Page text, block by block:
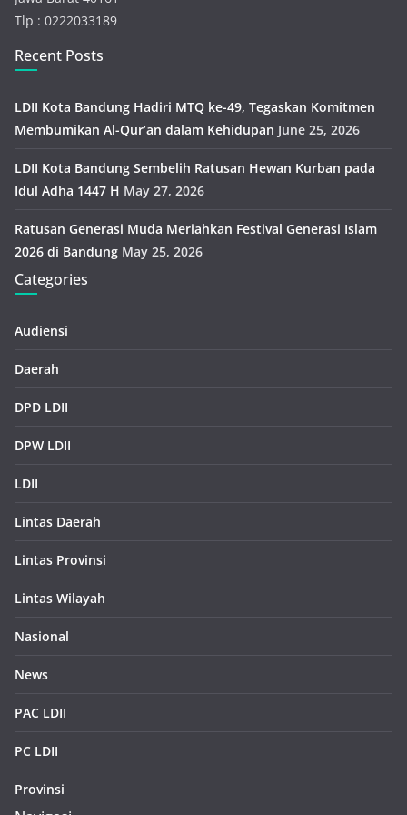
Tlp : 0222033189
Recent Posts
LDII Kota Bandung Hadiri MTQ ke-49, Tegaskan Komitmen
Membumikan Al-Qur’an dalam Kehidupan June 25, 2026
LDII Kota Bandung Sembelih Ratusan Hewan Kurban pada
Idul Adha 1447 H May 27, 2026
Ratusan Generasi Muda Meriahkan Festival Generasi Islam
2026 di Bandung May 25, 2026
Categories
Audiensi
Daerah
DPD LDII
DPW LDII
LDII
Lintas Daerah
Lintas Provinsi
Lintas Wilayah
Nasional
News
PAC LDII
PC LDII
Provinsi